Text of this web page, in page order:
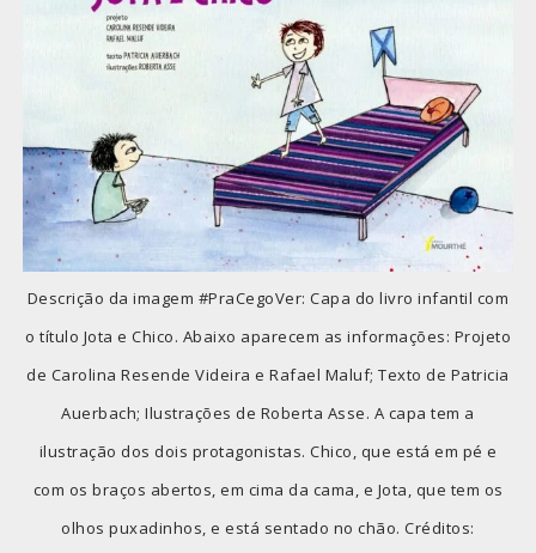
Descrição da imagem #PraCegoVer: Capa do livro infantil com
o título Jota e Chico. Abaixo aparecem as informações: Projeto
de Carolina Resende Videira e Rafael Maluf; Texto de Patricia
Auerbach; Ilustrações de Roberta Asse. A capa tem a
ilustração dos dois protagonistas. Chico, que está em pé e
com os braços abertos, em cima da cama, e Jota, que tem os
olhos puxadinhos, e está sentado no chão. Créditos: